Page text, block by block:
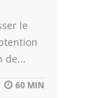
le
de...
60 MIN